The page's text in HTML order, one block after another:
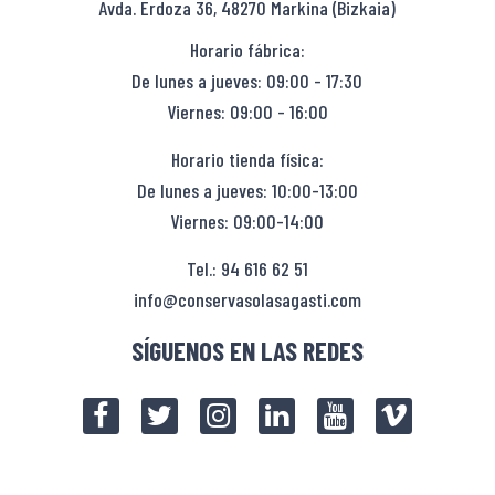
Avda. Erdoza 36, 48270 Markina (Bizkaia)
Horario fábrica:
De lunes a jueves: 09:00 - 17:30
Viernes: 09:00 - 16:00
Horario tienda física:
De lunes a jueves: 10:00-13:00
Viernes: 09:00-14:00
Tel.: 94 616 62 51
info@conservasolasagasti.com
SÍGUENOS EN LAS REDES